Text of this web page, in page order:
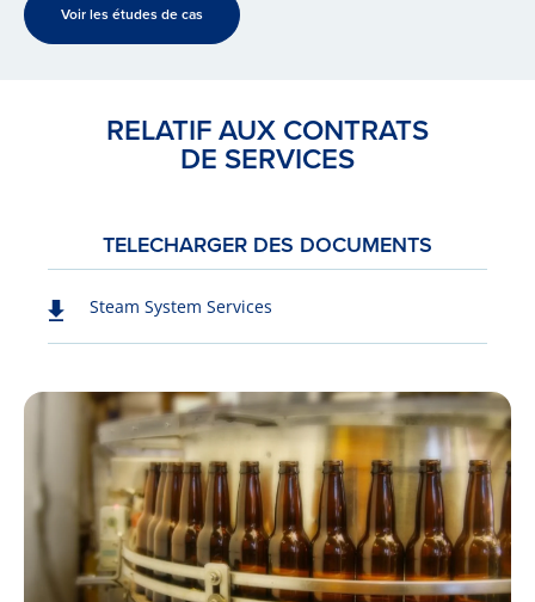
Voir les études de cas
RELATIF AUX CONTRATS
DE SERVICES
TELECHARGER DES DOCUMENTS
Steam System Services